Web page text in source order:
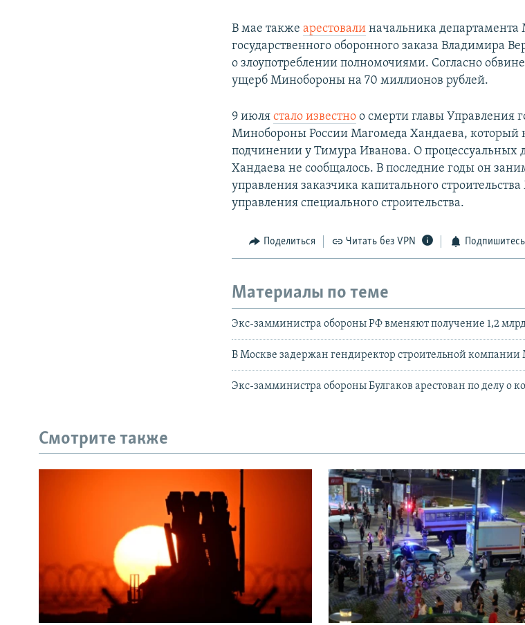
В мае такжеарестовали начальника
государственного оборонного заказа Владимира
о злоупотреблении полномочиями. Согласно
ущерб Минобороны на 70 миллионов рублей.
9 июлястало известно о смерти главы Управления
Минобороны России Магомеда Хандаева, который
подчинении у Тимура Иванова. О процессуальных
Хандаева не сообщалось. В последние годы он
управления заказчика капитального
управления специального строительства.
Поделиться Читать без VPN Подпишитесь
Материалы по теме
Экс-замминистра обороны РФ вменяют получение 1,2
В Москве задержан гендиректор строительной
Экс-замминистра обороны Булгаков арестован по делу о
Смотрите также